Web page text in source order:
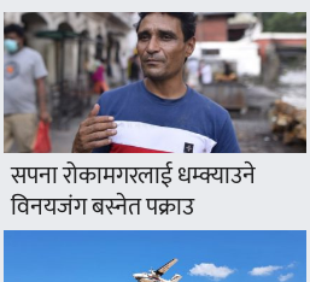
सपना रोकामगरलाई धम्क्याउने
विनयजंग बस्नेत पक्राउ